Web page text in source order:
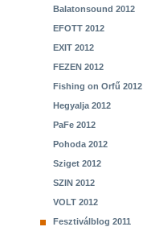
Balatonsound 2012
EFOTT 2012
EXIT 2012
FEZEN 2012
Fishing on Orfű 2012
Hegyalja 2012
PaFe 2012
Pohoda 2012
Sziget 2012
SZIN 2012
VOLT 2012
Fesztiválblog 2011